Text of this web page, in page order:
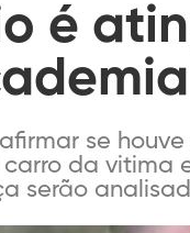
é
se
da vitima
serão